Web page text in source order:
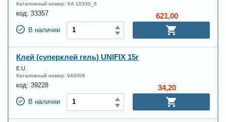
Каталожный номер: ХА 10330_6
код: 33357
В наличии
621,00
Клей (суперклей гель) UNIFIX 15г
E.U.
Каталожный номер: 940006
код: 39228
В наличии
34,20